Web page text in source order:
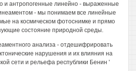
и антропогенные линейно - выраженные
- мы понимаем все линейные
на космическом фотоснимке и прямо
состояние природной среды.
анализа - отдешифрировать
нарушения и их влияния на
сети и рельефа республики Бенин '